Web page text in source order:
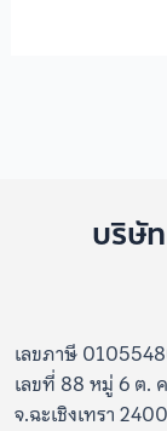
บริษั
เลขภาษี
เลขที่ 88 หมู่ 6 ต.
จ.ฉะเชิงเทรา